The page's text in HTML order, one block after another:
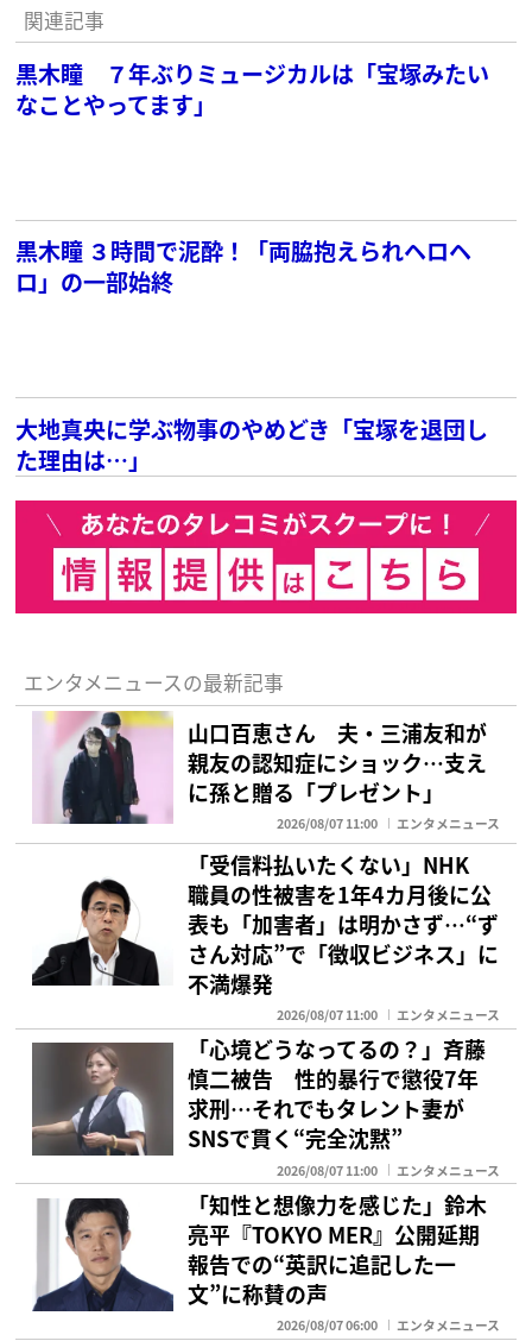
関連記事
黒木瞳 ７年ぶりミュージカルは「宝塚みたい
なことやってます」
黒木瞳 ３時間で泥酔！「両脇抱えられヘロヘ
ロ」の一部始終
大地真央に学ぶ物事のやめどき「宝塚を退団し
た理由は…」
エンタメニュースの最新記事
山口百恵さん 夫・三浦友和が
親友の認知症にショック…支え
に孫と贈る「プレゼント」
2026/08/07 11:00 エンタメニュース
「受信料払いたくない」NHK
職員の性被害を1年4カ月後に公
表も「加害者」は明かさず…“ず
さん対応”で「徴収ビジネス」に
不満爆発
2026/08/07 11:00 エンタメニュース
「心境どうなってるの？」斉藤
慎二被告 性的暴行で懲役7年
求刑…それでもタレント妻が
SNSで貫く“完全沈黙”
2026/08/07 11:00 エンタメニュース
「知性と想像力を感じた」鈴木
亮平『TOKYO MER』公開延期
報告での“英訳に追記した一
文”に称賛の声
2026/08/07 06:00 エンタメニュース